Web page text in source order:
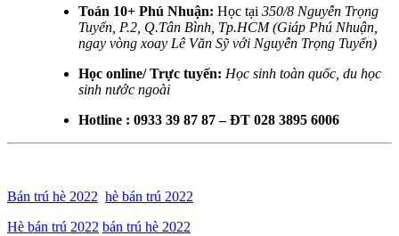
Toán 10+ Phú Nhuận: Học tại 350/8 Nguyễn Trọng
Tuyển, P.2, Q.Tân Bình, Tp.HCM (Giáp Phú Nhuận,
ngay vòng xoay Lê Văn Sỹ với Nguyễn Trọng Tuyển)
Học online/ Trực tuyến: Học sinh toàn quốc, du học
sinh nước ngoài
Hotline : 0933 39 87 87 – ĐT 028 3895 6006
Bán trú hè 2022 hè bán trú 2022
Hè bán trú 2022 bán trú hè 2022